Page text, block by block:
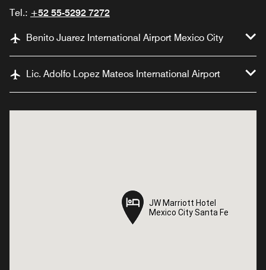
Tel.: +52 55-5292 7272
Benito Juarez International Airport Mexico City
Lic. Adolfo Lopez Mateos International Airport
JW Marriott Hotel
Mexico City Santa Fe
JW Marriott Hotel
Mexico City Santa Fe